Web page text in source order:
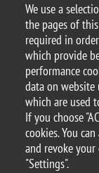
We use a
the pages of
required in
which provide
performance
data on website
which are used
If you choose
cookies. You
and revoke
"Settings".
Open Day Corsi
Professionale
©